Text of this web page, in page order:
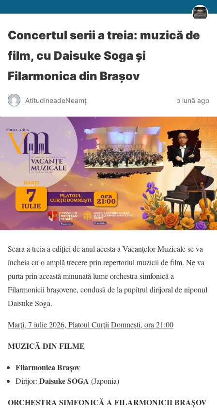
Concertul serii a treia: muzică de
film, cu Daisuke Soga și
Filarmonica din Brașov
AtitudineadeNeamț o lună ago
Seara a treia a ediției de anul acesta a Vacanțelor Muzicale se va
încheia cu o amplă trecere prin repertoriul muzicii de film. Ne va
purta prin această minunată lume orchestra simfonică a
Filarmonicii brașovene, condusă de la pupitrul dirijoral de niponul
Daisuke Soga.
Marți, 7 iulie 2026, Platoul Curții Domnești, ora 21:00
MUZICĂ DIN FILME
Filarmonica Brașov
Dirijor: Daisuke SOGA (Japonia)
ORCHESTRA SIMFONICĂ A FILARMONICII BRAȘOV